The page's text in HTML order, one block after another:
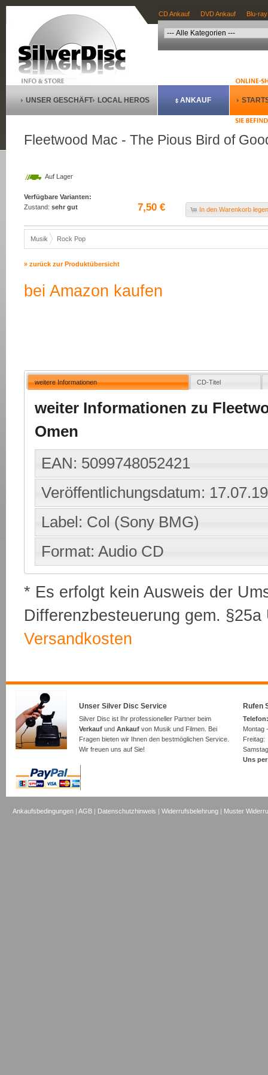
CD Ankauf DVD Ankauf Blu-
UNSER GESCHÄFT LOCAL HEROS ANKAUF
Fleetwood Mac - The Pious Bird of
Auf Lager
Verfügbare Varianten:
Zustand: sehr gut 7,50 € In den Warenkorb
Musik Rock Pop
» zurück zur Produktübersicht
bei Amazon kaufen
weitere Informationen CD-Titel
weiter Informationen zu
Omen
EAN: 5099748052421
Veröffentlichungsdatum:
Label: Col (Sony BMG)
Format: Audio CD
* Es erfolgt kein Ausweis der
Differenzbesteuerung gem.
Versandkosten
Unser Silver Disc Service
Silver Disc ist Ihr professioneller Partner beim
Verkauf und Ankauf von Musik und Filmen. Bei
Fragen bieten wir Ihnen den bestmöglichen Service.
Wir freuen uns auf Sie!
Rufen
Montag
Uns
Ankaufsbedingungen |AGB | Datenschutzhinweis |Widerrufsbelehrung | Muster